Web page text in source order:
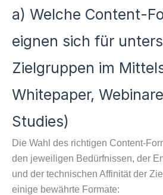
a) Welche Content-
eignen sich für
Zielgruppen im
Whitepaper,
Studies)
Die Wahl des richtigen Content-
den jeweiligen Bedürfnissen, der
und der technischen Affinität der
einige bewährte Formate: